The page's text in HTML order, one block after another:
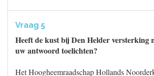
Vraag 5
Heeft de kust bij Den Helder versterking
uw antwoord toelichten?
Het Hoogheemraadschap Hollands